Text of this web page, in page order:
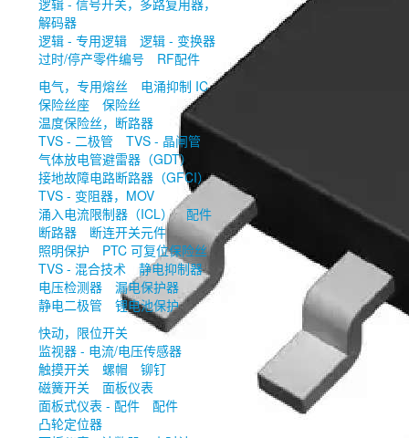
逻辑 - 信号开关，多路复用器，
解码器
逻辑 - 专用逻辑
逻辑 - 变换器
过时/停产零件编号
RF配件
电气，专用熔丝
电涌抑制 IC
保险丝座
保险丝
温度保险丝，断路器
TVS - 二极管
TVS - 晶闸管
气体放电管避雷器（GDT）
接地故障电路断路器（GFCI）
TVS - 变阻器，MOV
涌入电流限制器（ICL）
配件
断路器
断连开关元件
照明保护
PTC 可复位保险丝
TVS - 混合技术
静电抑制器
电压检测器
漏电保护器
静电二极管
锂电池保护
快动，限位开关
监视器 - 电流/电压传感器
触摸开关
螺帽
铆钉
磁簧开关
面板仪表
面板式仪表 - 配件
配件
凸轮定位器